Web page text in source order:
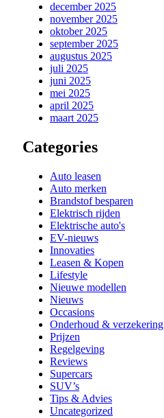
december 2025
november 2025
oktober 2025
september 2025
augustus 2025
juli 2025
juni 2025
mei 2025
april 2025
maart 2025
Categories
Auto leasen
Auto merken
Brandstof besparen
Elektrisch rijden
Elektrische auto's
EV-nieuws
Innovaties
Leasen & Kopen
Lifestyle
Nieuwe modellen
Nieuws
Occasions
Onderhoud & verzekering
Prijzen
Regelgeving
Reviews
Supercars
SUV’s
Tips & Advies
Uncategorized